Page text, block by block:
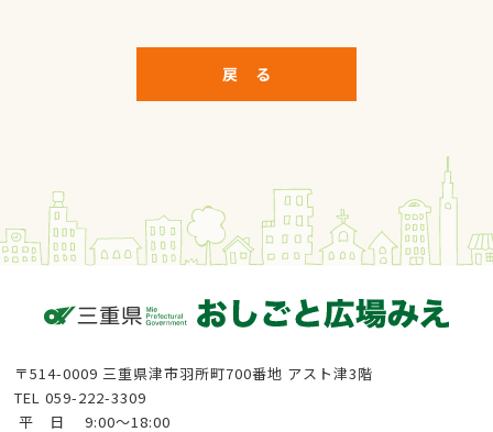
戻 る
〒514-0009 三重県津市羽所町700番地 アスト津3階
TEL 059-222-3309
平 日 9:00〜18:00